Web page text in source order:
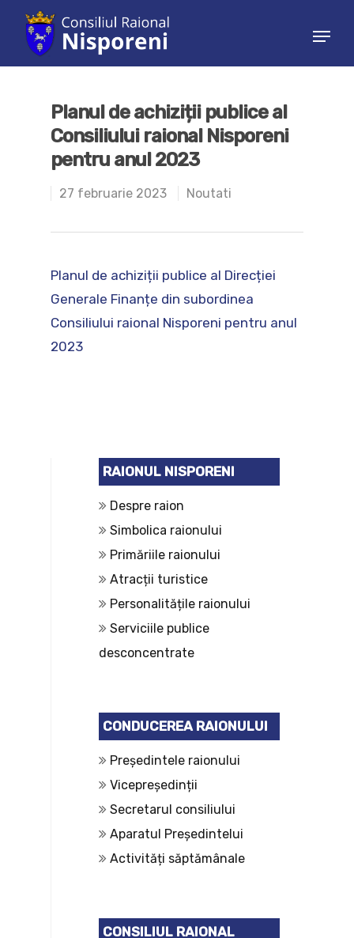
Planul de achiziții publice al
Consiliului raional Nisporeni
pentru anul 2023
27 februarie 2023 Noutati
Planul de achiziții publice al Direcției
Generale Finanțe din subordinea
Consiliului raional Nisporeni pentru anul
2023
RAIONUL NISPORENI
Despre raion
Simbolica raionului
Primăriile raionului
Atracții turistice
Personalitățile raionului
Serviciile publice
desconcentrate
CONDUCEREA RAIONULUI
Președintele raionului
Vicepreședinții
Secretarul consiliului
Aparatul Președintelui
Activități săptămânale
CONSILIUL RAIONAL